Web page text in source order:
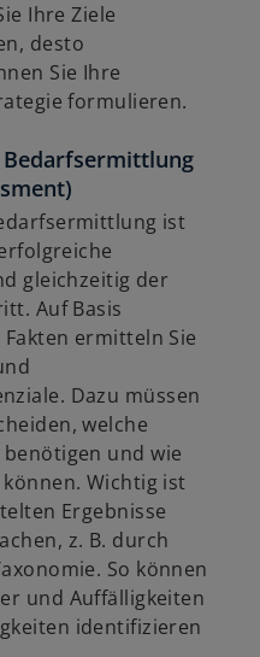
Ihre Ziele
desto
Sie Ihre
formulieren.
ist
gleichzeitig der
Auf Basis
ermitteln Sie
Dazu müssen
welche
und wie
Wichtig ist
Ergebnisse
z. B. durch
So können
und Auffälligkeiten
identifizieren